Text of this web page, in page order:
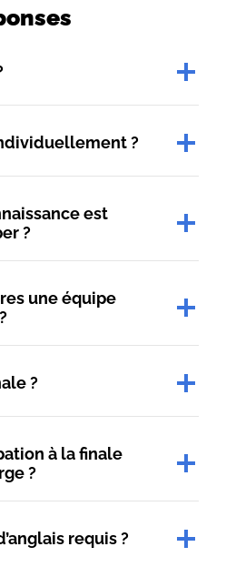
?
est
?
une équipe
?
à la finale
?
requis ?